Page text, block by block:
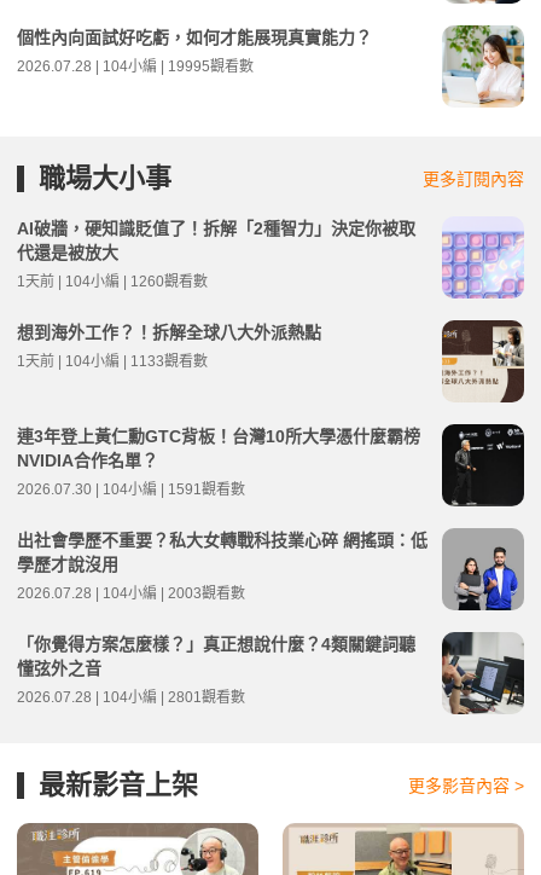
個性內向面試好吃虧，如何才能展現真實能力？
2026.07.28 | 104小編 | 19995觀看數
職場大小事 更多訂閱內容
AI破牆，硬知識貶值了！拆解「2種智力」決定你被取
代還是被放大
1天前 | 104小編 | 1260觀看數
想到海外工作？！拆解全球八大外派熱點
1天前 | 104小編 | 1133觀看數
連3年登上黃仁勳GTC背板！台灣10所大學憑什麼霸榜
NVIDIA合作名單？
2026.07.30 | 104小編 | 1591觀看數
出社會學歷不重要？私大女轉戰科技業心碎 網搖頭：低
學歷才說沒用
2026.07.28 | 104小編 | 2003觀看數
「你覺得方案怎麼樣？」真正想說什麼？4類關鍵詞聽
懂弦外之音
2026.07.28 | 104小編 | 2801觀看數
最新影音上架 更多影音內容 >